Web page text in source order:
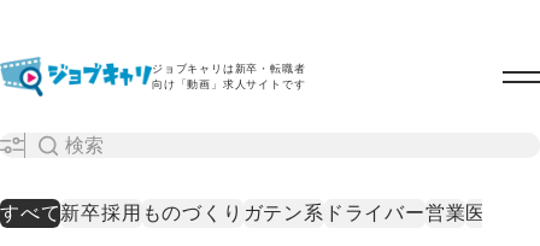
ジョブキャリは新卒・転職者
向け「動画」求人サイトです
すべて新卒採用 ものづくり ガテン系 ドライバー営業医療・